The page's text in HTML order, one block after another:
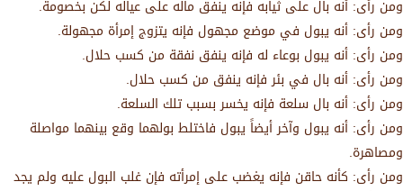
ومن رأى: أنه بال على ثيابه فإنه ينفق ماله على عياله لكن بخصومة.
ومن رأى: أنه يبول في موضع مجهول فإنه يتزوج إمرأة مجهولة.
ومن رأى: أنه يبول بوعاء له فإنه ينفق نفقة من كسب حلال.
ومن رأى: أنه بال في بئر فإنه ينفق من كسب حلال.
ومن رأى: أنه بال سلعة فإنه يخسر بسبب تلك السلعة.
ومن رأى: أنه يبول وآخر أيضاً يبول فاختلط بولهما وقع بينهما مواصلة
ومصاهرة.
ومن رأى: كأنه حاقن فإنه يغضب على إمرأته فإن غلب البول عليه ولم يجد